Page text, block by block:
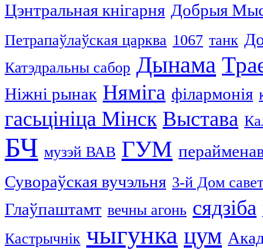
Цэнтральная кнігарня Добрыя
Петрапаўлаўская царква 1067 танк
Катэдральны сабор Дынама
Ніжні рынак Няміга філармонія
гасьцініца Мінск Выстава
БЧ музэй ВАВ ГУМ
Сувораўская вучэльня 3-й Дом
Глаўпаштамт вечны агонь сядзіба
Кастрычнік чыгунка цум